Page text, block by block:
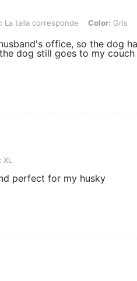
talla corresponde, Color: Gris, Talla: L
La talla corresponde Color: Gris
office, so the dog
dog still goes to my
XL
perfect for my husky